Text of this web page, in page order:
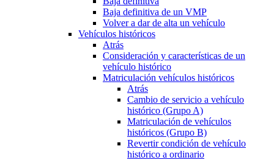
Baja definitiva de un VMP
Volver a dar de alta un vehículo
Vehículos históricos
Atrás
Consideración y características de un
vehículo histórico
Matriculación vehículos históricos
Atrás
Cambio de servicio a vehículo
histórico (Grupo A)
Matriculación de vehículos
históricos (Grupo B)
Revertir condición de vehículo
histórico a ordinario